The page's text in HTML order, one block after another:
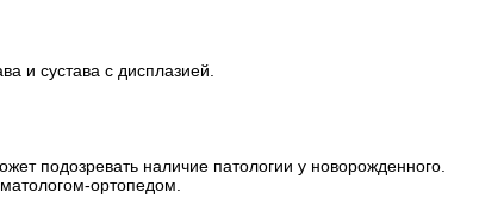
и сустава с дисплазией.
подозревать наличие патологии у новорожденного.
ортопедом.